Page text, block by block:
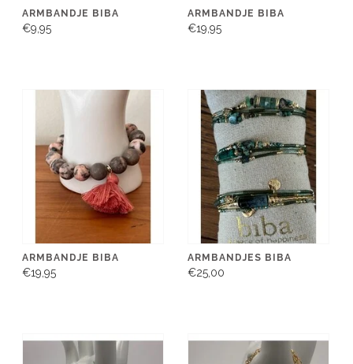
ARMBANDJE BIBA
€9,95
ARMBANDJE BIBA
€19,95
ARMBANDJE BIBA
€19,95
ARMBANDJES BIBA
€25,00